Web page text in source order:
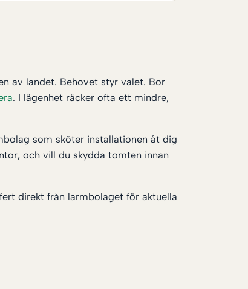
av landet. Behovet styr valet. Bor
. I lägenhet räcker ofta ett mindre,
som sköter installationen åt dig
och vill du skydda tomten innan
direkt från larmbolaget för aktuella